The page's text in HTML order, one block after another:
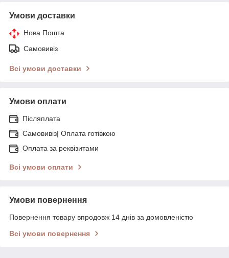
Умови доставки
Нова Пошта
Самовивіз
Всі умови доставки
Умови оплати
Післяплата
Самовивіз| Оплата готівкою
Оплата за реквізитами
Всі умови оплати
Умови повернення
Повернення товару впродовж 14 днів за домовленістю
Всі умови повернення